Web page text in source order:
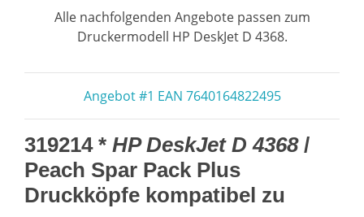
Alle nachfolgenden Angebote passen zum
Druckermodell HP DeskJet D 4368.
Angebot #1 EAN 7640164822495
319214 * HP DeskJet D 4368/
Peach Spar Pack Plus
Druckköpfe kompatibel zu